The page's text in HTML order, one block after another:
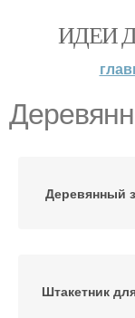
ИДЕИ
Деревянный
Штакетник